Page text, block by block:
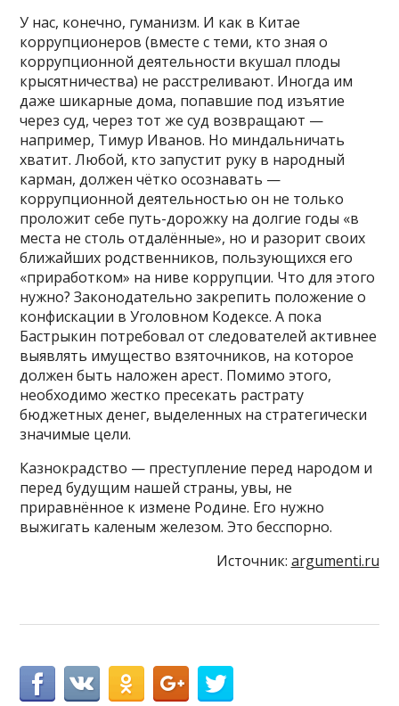
У нас, конечно, гуманизм. И как в Китае
коррупционеров (вместе с теми, кто зная о
коррупционной деятельности вкушал плоды
крысятничества) не расстреливают. Иногда им
даже шикарные дома, попавшие под изъятие
через суд, через тот же суд возвращают —
например, Тимур Иванов. Но миндальничать
хватит. Любой, кто запустит руку в народный
карман, должен чётко осознавать —
коррупционной деятельностью он не только
проложит себе путь-дорожку на долгие годы «в
места не столь отдалённые», но и разорит своих
ближайших родственников, пользующихся его
«приработком» на ниве коррупции. Что для этого
нужно? Законодательно закрепить положение о
конфискации в Уголовном Кодексе. А пока
Бастрыкин потребовал от следователей активнее
выявлять имущество взяточников, на которое
должен быть наложен арест. Помимо этого,
необходимо жестко пресекать растрату
бюджетных денег, выделенных на стратегически
значимые цели.
Казнокрадство — преступление перед народом и
перед будущим нашей страны, увы, не
приравнённое к измене Родине. Его нужно
выжигать каленым железом. Это бесспорно.
Источник: argumenti.ru